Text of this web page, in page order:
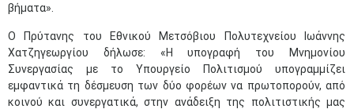
βήματα».
Ο Πρύτανης του Εθνικού Μετσόβιου Πολυτεχνείου Ιωάννης
Χατζηγεωργίου δήλωσε: «Η υπογραφή του Μνημονίου
Συνεργασίας με το Υπουργείο Πολιτισμού υπογραμμίζει
εμφαντικά τη δέσμευση των δύο φορέων να πρωτοπορούν, από
κοινού και συνεργατικά, στην ανάδειξη της πολιτιστικής μας